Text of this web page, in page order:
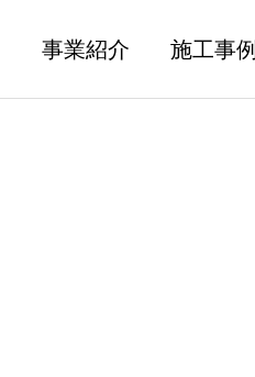
事業紹介 施工事例